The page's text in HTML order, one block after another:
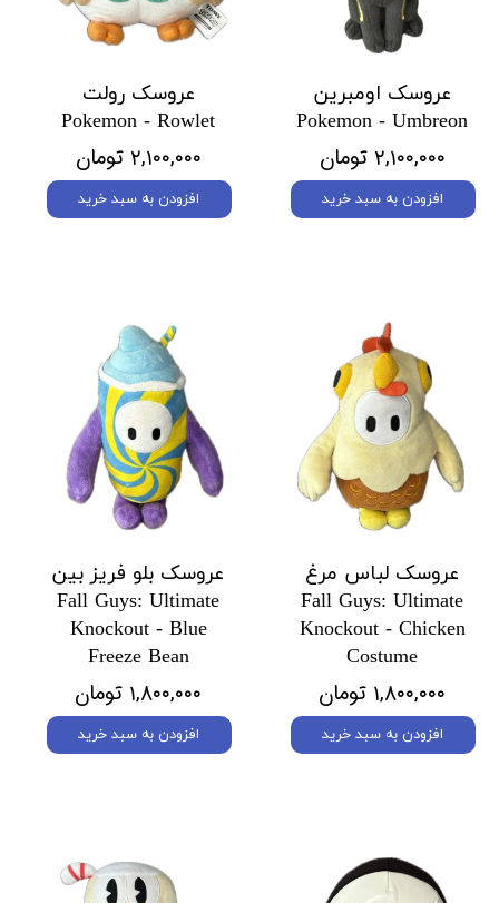
عروسک اومبرین
Pokemon - Umbreon
۲,۱۰۰,۰۰۰ تومان
افزودن به سبد خرید
عروسک رولت
Pokemon - Rowlet
۲,۱۰۰,۰۰۰ تومان
افزودن به سبد خرید
عروسک لباس مرغ
Fall Guys: Ultimate
Knockout - Chicken
Costume
۱,۸۰۰,۰۰۰ تومان
افزودن به سبد خرید
عروسک بلو فریز بین
Fall Guys: Ultimate
Knockout - Blue
Freeze Bean
۱,۸۰۰,۰۰۰ تومان
افزودن به سبد خرید